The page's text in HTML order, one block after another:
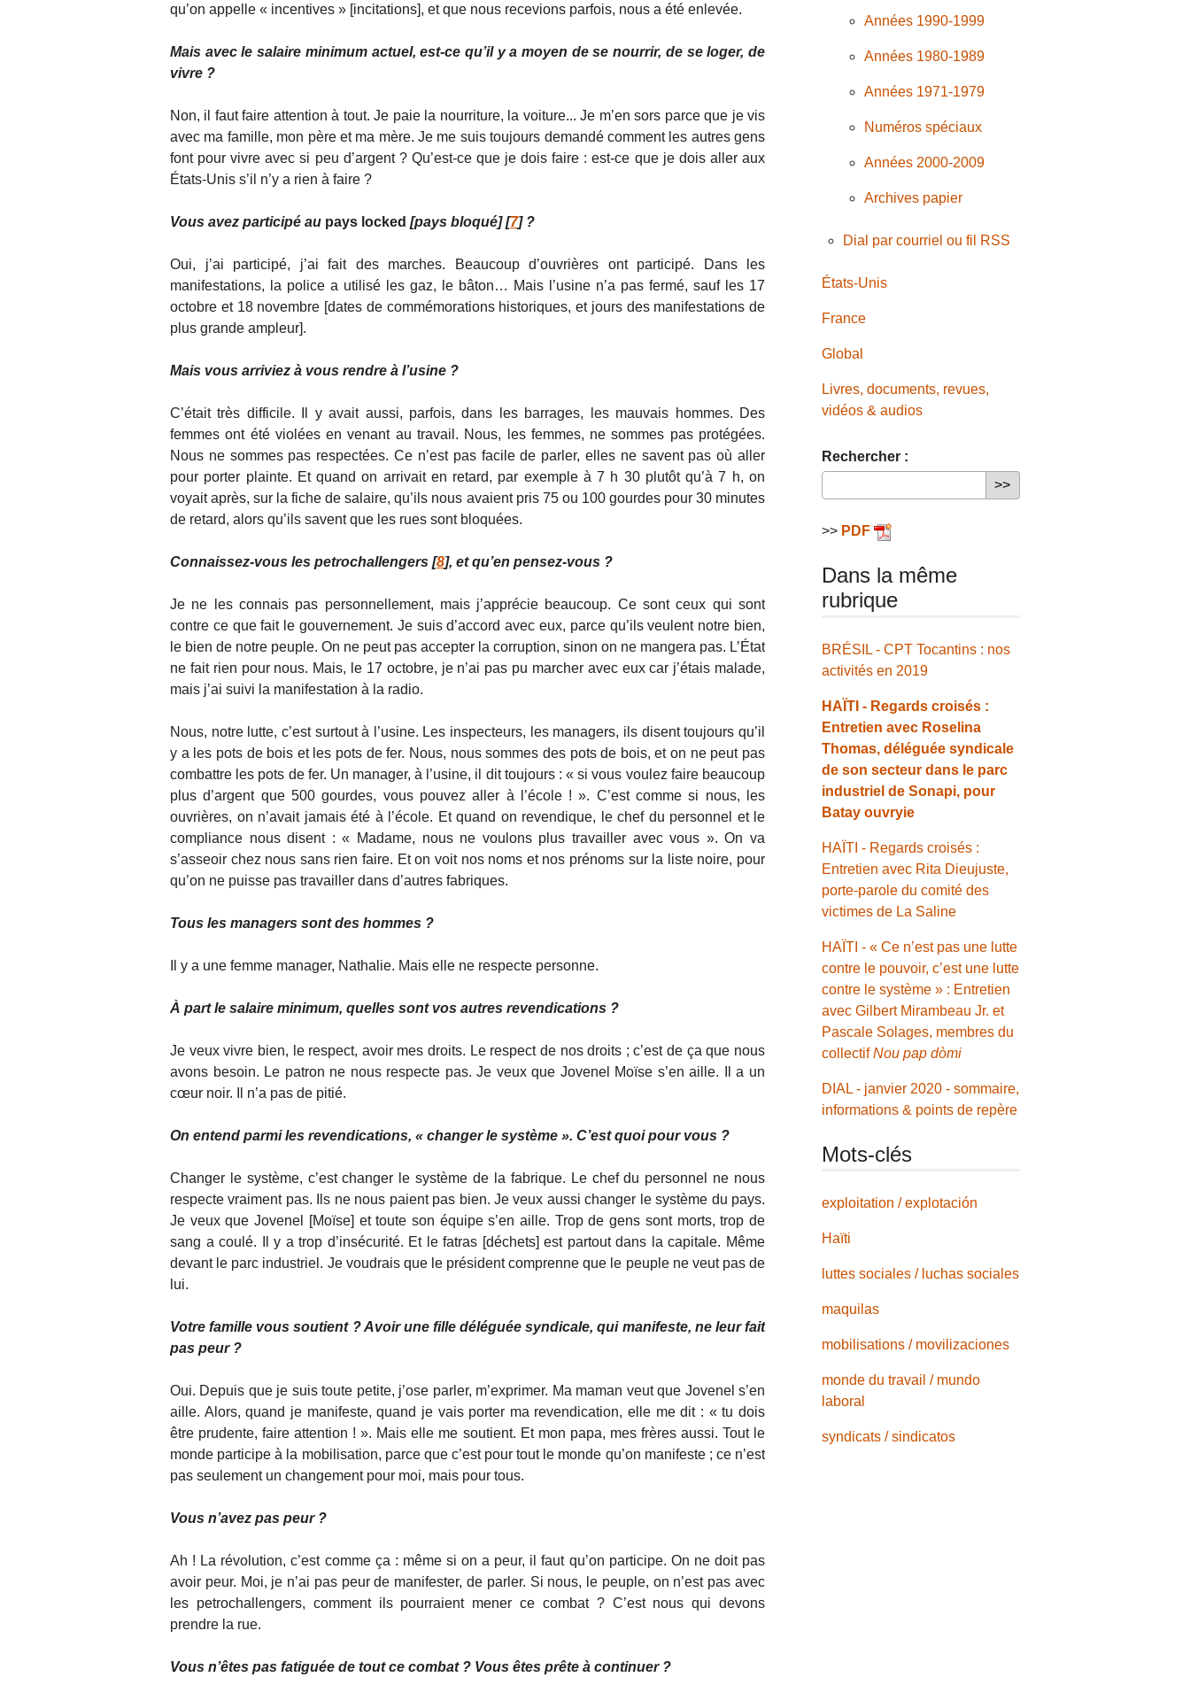
qu’on appelle « incentives » [incitations], et que nous recevions parfois, nous a été enlevée.
Mais avec le salaire minimum actuel, est-ce qu’il y a moyen de se nourrir, de se loger, de
vivre ?
Non, il faut faire attention à tout. Je paie la nourriture, la voiture... Je m’en sors parce que je vis
avec ma famille, mon père et ma mère. Je me suis toujours demandé comment les autres gens
font pour vivre avec si peu d’argent ? Qu’est-ce que je dois faire : est-ce que je dois aller aux
États-Unis s’il n’y a rien à faire ?
Vous avez participé au pays locked [pays bloqué][7]?
Oui, j’ai participé, j’ai fait des marches. Beaucoup d’ouvrières ont participé. Dans les
manifestations, la police a utilisé les gaz, le bâton… Mais l’usine n’a pas fermé, sauf les 17
octobre et 18 novembre [dates de commémorations historiques, et jours des manifestations de
plus grande ampleur].
Mais vous arriviez à vous rendre à l’usine ?
C’était très difficile. Il y avait aussi, parfois, dans les barrages, les mauvais hommes. Des
femmes ont été violées en venant au travail. Nous, les femmes, ne sommes pas protégées.
Nous ne sommes pas respectées. Ce n’est pas facile de parler, elles ne savent pas où aller
pour porter plainte. Et quand on arrivait en retard, par exemple à 7 h 30 plutôt qu’à 7 h, on
voyait après, sur la fiche de salaire, qu’ils nous avaient pris 75 ou 100 gourdes pour 30 minutes
de retard, alors qu’ils savent que les rues sont bloquées.
Connaissez-vous les petrochallengers [8], et qu’en pensez-vous ?
Je ne les connais pas personnellement, mais j’apprécie beaucoup. Ce sont ceux qui sont
contre ce que fait le gouvernement. Je suis d’accord avec eux, parce qu’ils veulent notre bien,
le bien de notre peuple. On ne peut pas accepter la corruption, sinon on ne mangera pas. L’État
ne fait rien pour nous. Mais, le 17 octobre, je n’ai pas pu marcher avec eux car j’étais malade,
mais j’ai suivi la manifestation à la radio.
Nous, notre lutte, c’est surtout à l’usine. Les inspecteurs, les managers, ils disent toujours qu’il
y a les pots de bois et les pots de fer. Nous, nous sommes des pots de bois, et on ne peut pas
combattre les pots de fer. Un manager, à l’usine, il dit toujours : « si vous voulez faire beaucoup
plus d’argent que 500 gourdes, vous pouvez aller à l’école ! ». C’est comme si nous, les
ouvrières, on n’avait jamais été à l’école. Et quand on revendique, le chef du personnel et le
compliance nous disent : « Madame, nous ne voulons plus travailler avec vous ». On va
s’asseoir chez nous sans rien faire. Et on voit nos noms et nos prénoms sur la liste noire, pour
qu’on ne puisse pas travailler dans d’autres fabriques.
Tous les managers sont des hommes ?
Il y a une femme manager, Nathalie. Mais elle ne respecte personne.
À part le salaire minimum, quelles sont vos autres revendications ?
Je veux vivre bien, le respect, avoir mes droits. Le respect de nos droits ; c’est de ça que nous
avons besoin. Le patron ne nous respecte pas. Je veux que Jovenel Moïse s’en aille. Il a un
cœur noir. Il n’a pas de pitié.
On entend parmi les revendications, « changer le système ». C’est quoi pour vous ?
Changer le système, c’est changer le système de la fabrique. Le chef du personnel ne nous
respecte vraiment pas. Ils ne nous paient pas bien. Je veux aussi changer le système du pays.
Je veux que Jovenel [Moïse] et toute son équipe s’en aille. Trop de gens sont morts, trop de
sang a coulé. Il y a trop d’insécurité. Et le fatras [déchets] est partout dans la capitale. Même
devant le parc industriel. Je voudrais que le président comprenne que le peuple ne veut pas de
lui.
Votre famille vous soutient ? Avoir une fille déléguée syndicale, qui manifeste, ne leur fait
pas peur ?
Oui. Depuis que je suis toute petite, j’ose parler, m’exprimer. Ma maman veut que Jovenel s’en
aille. Alors, quand je manifeste, quand je vais porter ma revendication, elle me dit : « tu dois
être prudente, faire attention ! ». Mais elle me soutient. Et mon papa, mes frères aussi. Tout le
monde participe à la mobilisation, parce que c’est pour tout le monde qu’on manifeste ; ce n’est
pas seulement un changement pour moi, mais pour tous.
Vous n’avez pas peur ?
Ah ! La révolution, c’est comme ça : même si on a peur, il faut qu’on participe. On ne doit pas
avoir peur. Moi, je n’ai pas peur de manifester, de parler. Si nous, le peuple, on n’est pas avec
les petrochallengers, comment ils pourraient mener ce combat ? C’est nous qui devons
prendre la rue.
Vous n’êtes pas fatiguée de tout ce combat ? Vous êtes prête à continuer ?
Années 1990-1999
Années 1980-1989
Années 1971-1979
Numéros spéciaux
Années 2000-2009
Archives papier
Dial par courriel ou fil RSS
États-Unis
France
Global
Livres, documents, revues,
vidéos & audios
Rechercher :
>> PDF
Dans la même
rubrique
BRÉSIL - CPT Tocantins : nos
activités en 2019
HAÏTI - Regards croisés :
Entretien avec Roselina
Thomas, déléguée syndicale
de son secteur dans le parc
industriel de Sonapi, pour
Batay ouvryie
HAÏTI - Regards croisés :
Entretien avec Rita Dieujuste,
porte-parole du comité des
victimes de La Saline
HAÏTI - « Ce n’est pas une lutte
contre le pouvoir, c’est une lutte
contre le système » : Entretien
avec Gilbert Mirambeau Jr. et
Pascale Solages, membres du
collectifNou pap dòmi
DIAL - janvier 2020 - sommaire,
informations & points de repère
Mots-clés
exploitation / explotación
Haïti
luttes sociales / luchas sociales
maquilas
mobilisations / movilizaciones
monde du travail / mundo
laboral
syndicats / sindicatos